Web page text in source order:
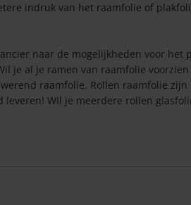
indruk van het raamfolie of
naar de mogelijkheden voor
je al je ramen van raamfolie
raamfolie. Rollen raamfolie
Wil je meerdere rollen